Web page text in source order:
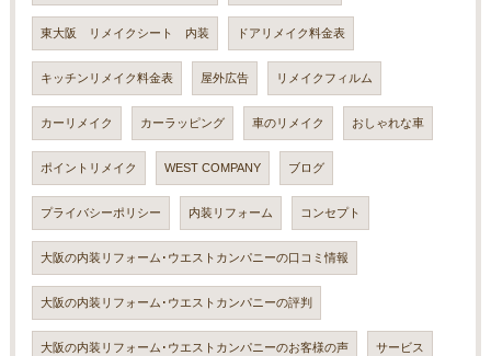
東大阪 リメイクシート 内装 ドアリメイク料金表
キッチンリメイク料金表 屋外広告 リメイクフィルム
カーリメイク カーラッピング 車のリメイク おしゃれな車
ポイントリメイク WEST COMPANY ブログ
プライバシーポリシー 内装リフォーム コンセプト
大阪の内装リフォーム･ウエストカンパニーの口コミ情報
大阪の内装リフォーム･ウエストカンパニーの評判
大阪の内装リフォーム･ウエストカンパニーのお客様の声 サービス